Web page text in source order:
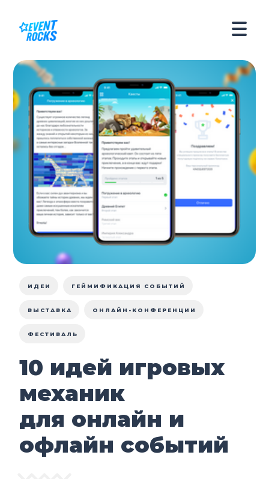
ИДЕИ ГЕЙМИФИКАЦИЯ СОБЫТИЙ
ВЫСТАВКА ОНЛАЙН-КОНФЕРЕНЦИИ
ФЕСТИВАЛЬ
10 идей игровых
механик
для онлайн и
офлайн событий